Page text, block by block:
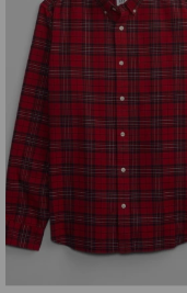
Camperas
Musculosas
Shorts
Vestidos y polleras
Pijamas
Camperas
Chalecos
Shorts
Ropa interior
Polos
Camperas
Chalecos
Ropa interior
Pijamas
Camperas
Pijamas
Sets
Sets